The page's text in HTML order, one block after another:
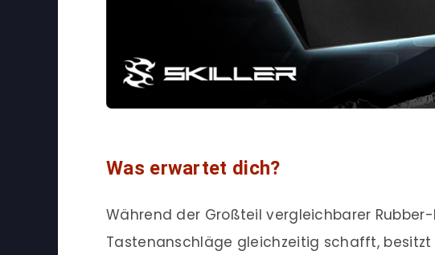
Was erwartet dich?
Während der Großteil vergleichbarer
Tastenanschläge gleichzeitig schafft, besitzt